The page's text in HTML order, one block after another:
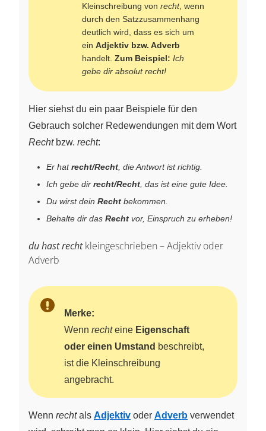
Kleinschreibung von recht, wenn
durch den Satzzusammenhang
deutlich wird, dass es sich um
ein Adjektiv bzw. Adverb
handelt. Zum Beispiel: Ich
gebe dir absolut recht!
Hier siehst du ein paar Beispiele für den
Gebrauch solcher Redewendungen mit dem Wort
Rechtbzw. recht:
Er hatrecht/Recht , die Antwort ist richtig.
Ich gebe dir recht/Recht , das ist eine gute Idee.
Du wirst dein Recht bekommen.
Behalte dir das Recht vor, Einspruch zu erheben!
du hast rechtkleingeschrieben – Adjektiv oder
Adverb
Merke:
Wenn rechteine Eigenschaft
oder einen Umstand beschreibt,
ist die Kleinschreibung
angebracht.
Wenn rechtals Adjektiv oder Adverb verwendet